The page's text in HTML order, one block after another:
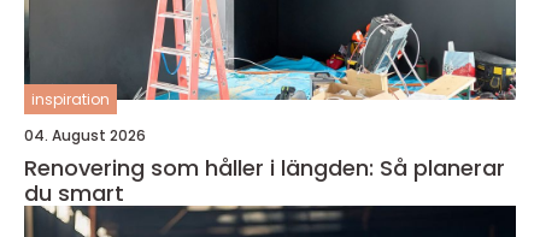
inspiration
04. August 2026
Renovering som håller i längden: Så planerar
du smart